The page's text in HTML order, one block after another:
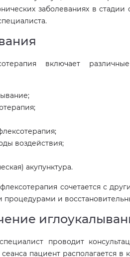
заболеваниях в
включает
воздействия;
акупунктура.
сочетается с
процедурами и
проводит
пациент располагается